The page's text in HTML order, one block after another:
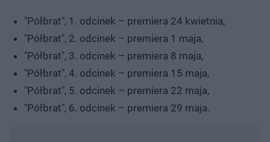
"Półbrat", 1. odcinek – premiera 24 kwietnia,
"Półbrat", 2. odcinek – premiera 1 maja,
"Półbrat", 3. odcinek – premiera 8 maja,
"Półbrat", 4. odcinek – premiera 15 maja,
"Półbrat", 5. odcinek – premiera 22 maja,
"Półbrat", 6. odcinek – premiera 29 maja.